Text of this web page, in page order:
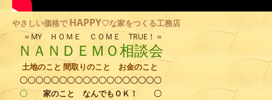
やさしい価格でHAPPY♡な家をつくる工務店
＝MY ＨＯＭＥ ＣＯＭＥ TRUE！＝
ＮＡＮＤＥＭＯ相談会
土地のこと 間取りのこと お金のこと
〇〇〇〇〇〇〇〇〇〇〇〇〇〇〇〇〇〇
〇家のこと なんでもＯＫ！〇